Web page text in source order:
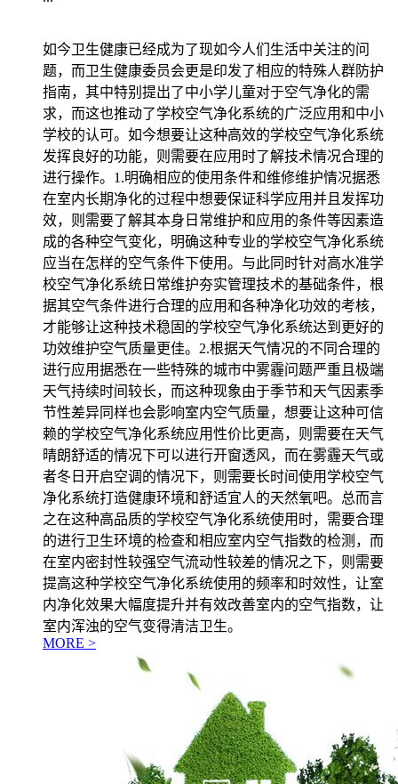
如今卫生健康已经成为了现如今人们生活中关注的问
题，而卫生健康委员会更是印发了相应的特殊人群防护
指南，其中特别提出了中小学儿童对于空气净化的需
求，而这也推动了学校空气净化系统的广泛应用和中小
学校的认可。如今想要让这种高效的学校空气净化系统
发挥良好的功能，则需要在应用时了解技术情况合理的
进行操作。1.明确相应的使用条件和维修维护情况据悉
在室内长期净化的过程中想要保证科学应用并且发挥功
效，则需要了解其本身日常维护和应用的条件等因素造
成的各种空气变化，明确这种专业的学校空气净化系统
应当在怎样的空气条件下使用。与此同时针对高水准学
校空气净化系统日常维护夯实管理技术的基础条件，根
据其空气条件进行合理的应用和各种净化功效的考核，
才能够让这种技术稳固的学校空气净化系统达到更好的
功效维护空气质量更佳。2.根据天气情况的不同合理的
进行应用据悉在一些特殊的城市中雾霾问题严重且极端
天气持续时间较长，而这种现象由于季节和天气因素季
节性差异同样也会影响室内空气质量，想要让这种可信
赖的学校空气净化系统应用性价比更高，则需要在天气
晴朗舒适的情况下可以进行开窗透风，而在雾霾天气或
者冬日开启空调的情况下，则需要长时间使用学校空气
净化系统打造健康环境和舒适宜人的天然氧吧。总而言
之在这种高品质的学校空气净化系统使用时，需要合理
的进行卫生环境的检查和相应室内空气指数的检测，而
在室内密封性较强空气流动性较差的情况之下，则需要
提高这种学校空气净化系统使用的频率和时效性，让室
内净化效果大幅度提升并有效改善室内的空气指数，让
室内浑浊的空气变得清洁卫生。
MORE >